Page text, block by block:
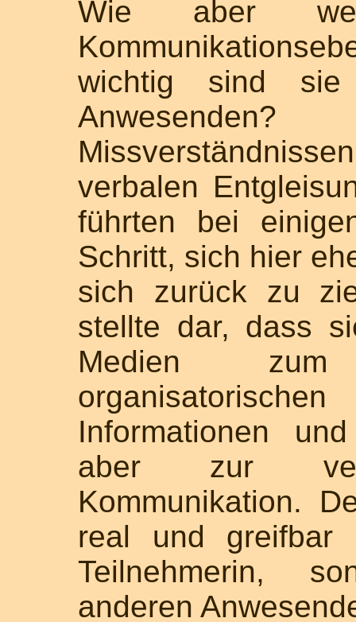
Wie aber
wichtig sind
verbalen
führten bei
Schritt, sich hier
sich zurück zu
stellte dar, dass
Medien
Informationen
aber zur
Kommunikation.
real und
Teilnehmerin,
anderen